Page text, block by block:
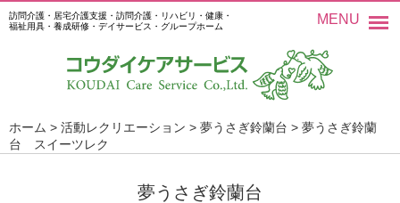
訪問介護・居宅介護支援・訪問介護・リハビリ・健康・
福祉用具・養成研修・デイサービス・グループホーム
MENU
ホーム > 活動レクリエーション > 夢うさぎ鈴蘭台 > 夢うさぎ鈴蘭
台 スイーツレク
夢うさぎ鈴蘭台